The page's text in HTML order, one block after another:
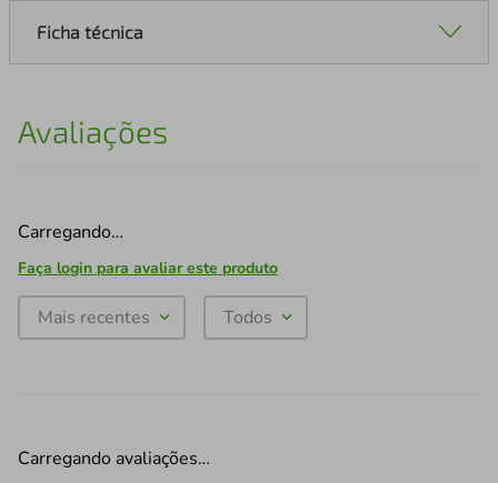
Ficha técnica
Avaliações
Carregando…
Faça login para avaliar este produto
Mais recentes Todos
Carregando avaliações…